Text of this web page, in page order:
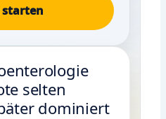
starten
selten
dominiert